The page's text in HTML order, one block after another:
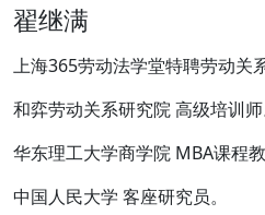
翟继满
上海365劳动法学堂特聘劳动关
和弈劳动关系研究院 高级培训师
华东理工大学商学院 MBA课程教
中国人民大学 客座研究员。